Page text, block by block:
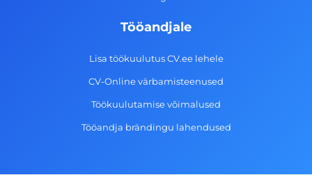
Tööandjale
Lisa töökuulutus CV.ee lehele
CV-Online värbamisteenused
Töökuulutamise võimalused
Tööandja brändingu lahendused